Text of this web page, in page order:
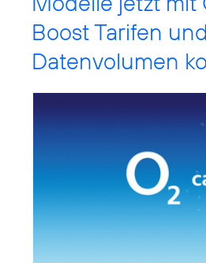
Boost Tarifen
Datenvolumen